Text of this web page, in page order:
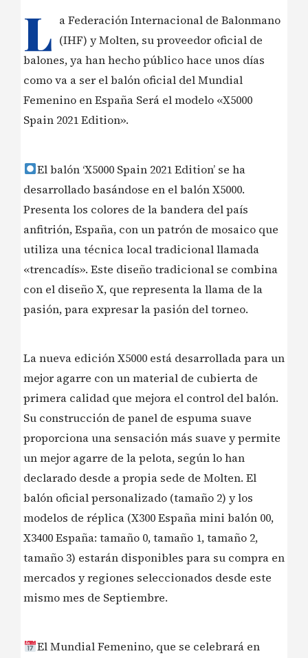
L a Federación Internacional de Balonmano
(IHF) y Molten, su proveedor oficial de
balones, ya han hecho público hace unos días
como va a ser el balón oficial del Mundial
Femenino en España Será el modelo «X5000
Spain 2021 Edition».
El balón ‘X5000 Spain 2021 Edition’ se ha
desarrollado basándose en el balón X5000.
Presenta los colores de la bandera del país
anfitrión, España, con un patrón de mosaico que
utiliza una técnica local tradicional llamada
«trencadís». Este diseño tradicional se combina
con el diseño X, que representa la llama de la
pasión, para expresar la pasión del torneo.
La nueva edición X5000 está desarrollada para un
mejor agarre con un material de cubierta de
primera calidad que mejora el control del balón.
Su construcción de panel de espuma suave
proporciona una sensación más suave y permite
un mejor agarre de la pelota, según lo han
declarado desde a propia sede de Molten. El
balón oficial personalizado (tamaño 2) y los
modelos de réplica (X300 España mini balón 00,
X3400 España: tamaño 0, tamaño 1, tamaño 2,
tamaño 3) estarán disponibles para su compra en
mercados y regiones seleccionados desde este
mismo mes de Septiembre.
El Mundial Femenino, que se celebrará en